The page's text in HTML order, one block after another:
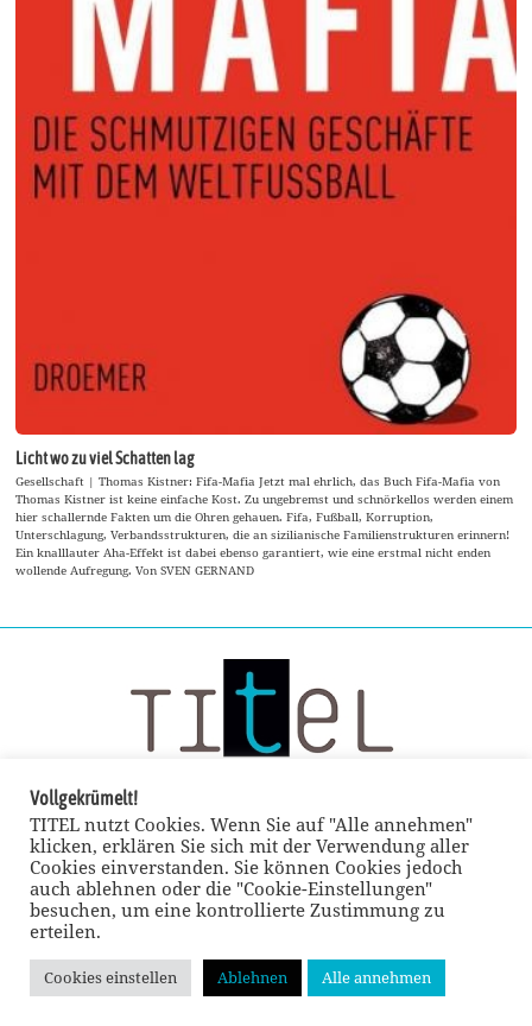
Licht wo zu viel Schatten lag
Gesellschaft | Thomas Kistner: Fifa-Mafia Jetzt mal ehrlich, das Buch Fifa-Mafia von
Thomas Kistner ist keine einfache Kost. Zu ungebremst und schnörkellos werden einem
hier schallernde Fakten um die Ohren gehauen. Fifa, Fußball, Korruption,
Unterschlagung, Verbandsstrukturen, die an sizilianische Familienstrukturen erinnern!
Ein knalllauter Aha-Effekt ist dabei ebenso garantiert, wie eine erstmal nicht enden
wollende Aufregung. Von SVEN GERNAND
© TITEL kulturmagazin 2022
Vollgekrümelt!
TITEL nutzt Cookies. Wenn Sie auf "Alle annehmen"
klicken, erklären Sie sich mit der Verwendung aller
Cookies einverstanden. Sie können Cookies jedoch
auch ablehnen oder die "Cookie-Einstellungen"
besuchen, um eine kontrollierte Zustimmung zu
erteilen.
Cookies einstellen Ablehnen Alle annehmen